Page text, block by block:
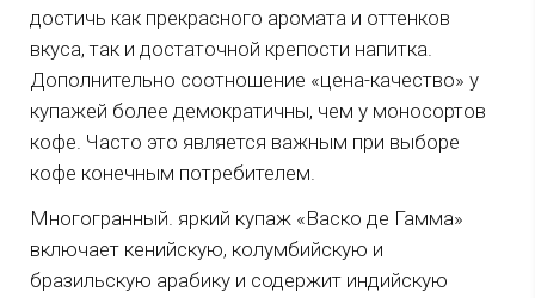
достичь как прекрасного аромата и оттенков
вкуса, так и достаточной крепости напитка.
Дополнительно соотношение «цена-качество» у
купажей более демократичны, чем у моносортов
кофе. Часто это является важным при выборе
кофе конечным потребителем.
Многогранный. яркий купаж «Васко де Гамма»
включает кенийскую, колумбийскую и
бразильскую арабику и содержит индийскую